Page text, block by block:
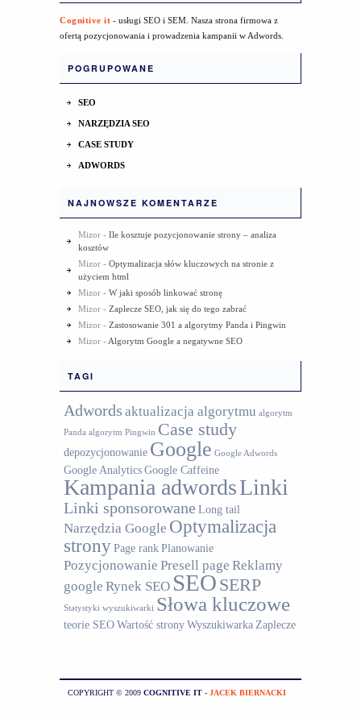
Cognitive it - usługi SEO i SEM. Nasza strona firmowa z
ofertą pozycjonowania i prowadzenia kampanii w Adwords.
POGRUPOWANE
SEO
NARZĘDZIA SEO
CASE STUDY
ADWORDS
NAJNOWSZE KOMENTARZE
Mizor - Ile kosztuje pozycjonowanie strony – analiza
kosztów
Mizor - Optymalizacja słów kluczowych na stronie z
użyciem html
Mizor - W jaki sposób linkować stronę
Mizor - Zaplecze SEO, jak się do tego zabrać
Mizor - Zastosowanie 301 a algorytmy Panda i Pingwin
Mizor - Algorytm Google a negatywne SEO
TAGI
Adwords aktualizacja algorytmu algorytm
Panda algorytm Pingwin Case study
depozycjonowanie Google Google Adwords
Google AnalyticsGoogle Caffeine
Kampania adwordsLinki
Linki sponsorowane Long tail
Narzędzia Google Optymalizacja
stronyPage rankPlanowanie
Pozycjonowanie Presell page Reklamy
google Rynek SEO SEO SERP
Statystyki wyszukiwarki Słowa kluczowe
teorie SEOWartość stronyWyszukiwarka Zaplecze
COPYRIGHT © 2009 COGNITIVE IT - JACEK BIERNACKI